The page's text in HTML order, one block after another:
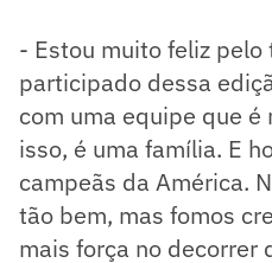
- Estou muito feliz
participado dessa
com uma equipe que
isso, é uma família. E
campeãs da América.
tão bem, mas fomos
mais força no decorrer